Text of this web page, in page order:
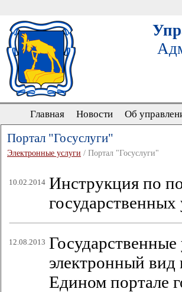
Главная Новости Об
Портал "Госуслуги"
Электронные услуги / Портал "Госуслуги"
10.02.2014 Инструкция по
государственных
12.08.2013
электронный
Едином портале